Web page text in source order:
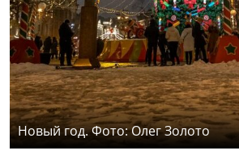
Новый год. Фото: Олег Золото